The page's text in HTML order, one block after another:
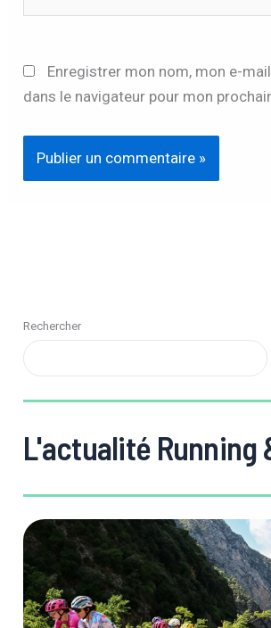
Enregistrer mon nom, mon e-
dans le navigateur pour mon
Rechercher
L'actualité Running